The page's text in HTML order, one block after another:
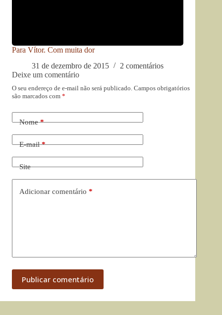
Para Vítor. Com muita dor
31 de dezembro de 2015
2 comentários
Deixe um comentário
O seu endereço de e-mail não será publicado. Campos obrigatórios
são marcados com *
Nome*
E-mail*
Site
Adicionar comentário *
Publicar comentário